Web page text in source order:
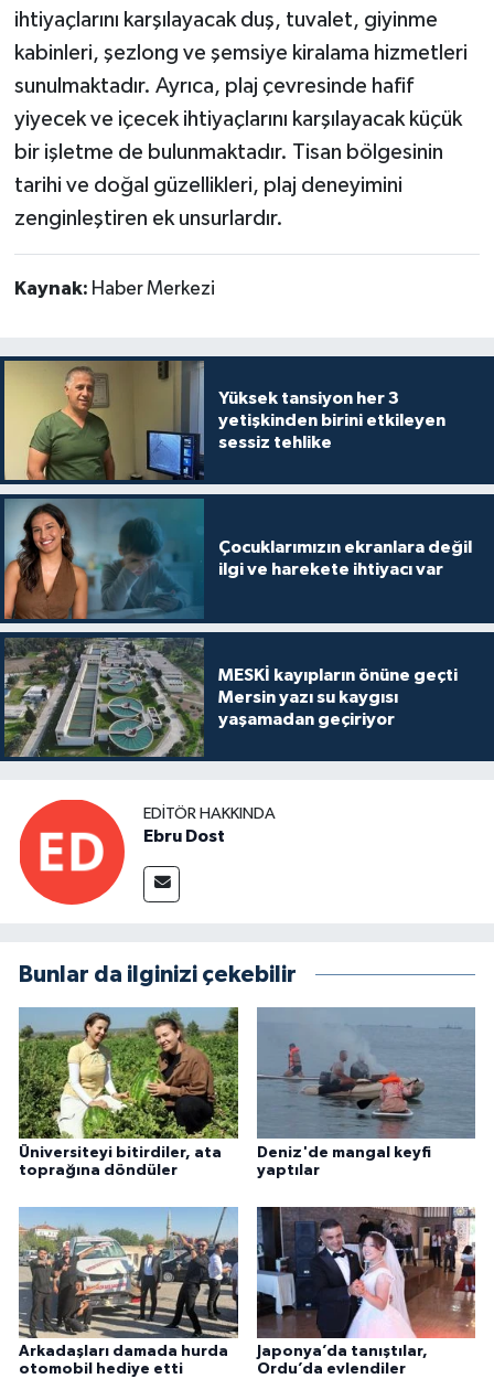
ihtiyaçlarını karşılayacak duş, tuvalet, giyinme
kabinleri, şezlong ve şemsiye kiralama hizmetleri
sunulmaktadır. Ayrıca, plaj çevresinde hafif
yiyecek ve içecek ihtiyaçlarını karşılayacak küçük
bir işletme de bulunmaktadır. Tisan bölgesinin
tarihi ve doğal güzellikleri, plaj deneyimini
zenginleştiren ek unsurlardır.
Kaynak: Haber Merkezi
Yüksek tansiyon her 3
yetişkinden birini etkileyen
sessiz tehlike
Çocuklarımızın ekranlara değil
ilgi ve harekete ihtiyacı var
MESKİ kayıpların önüne geçti
Mersin yazı su kaygısı
yaşamadan geçiriyor
EDITÖR HAKKINDA
Ebru Dost
Bunlar da ilginizi çekebilir
Üniversiteyi bitirdiler, ata
toprağına döndüler
Deniz'de mangal keyfi
yaptılar
Arkadaşları damada hurda
otomobil hediye etti
Japonya’da tanıştılar,
Ordu’da evlendiler